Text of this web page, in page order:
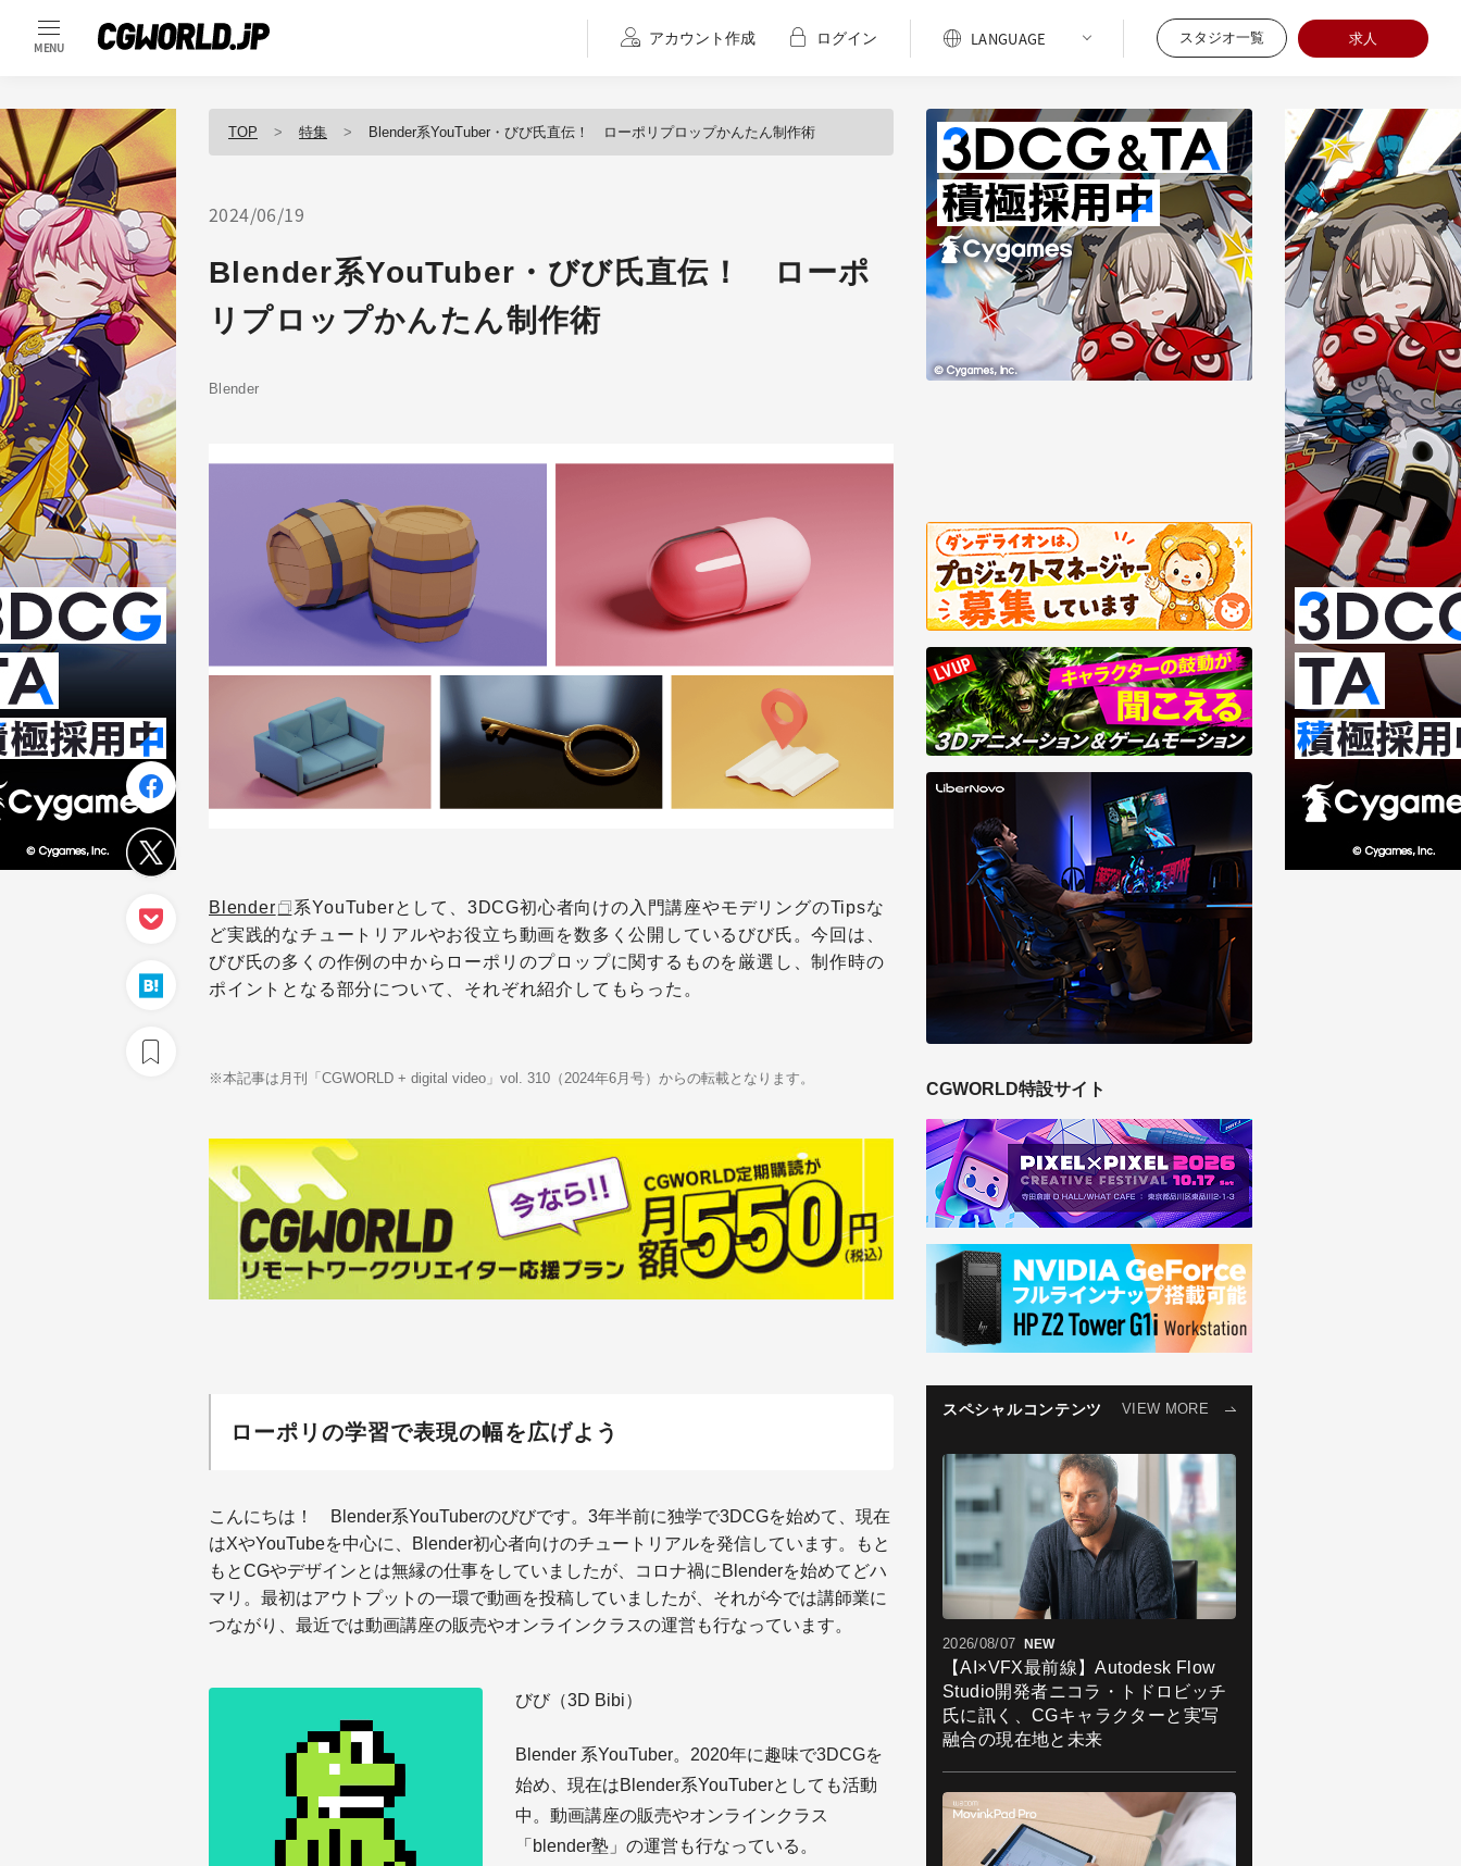
MENU
アカウント作成 ログイン スタジオ一覧 求人
TOP 特集 Blender系YouTuber・びび氏直伝！ ローポリプロップかんたん制作術
2024/06/19
Blender系YouTuber・びび氏直伝！ ローポ
リプロップかんたん制作術
Blender
Blender
系YouTuberとして、3DCG初心者向けの入門講座やモデリングのTipsな
ど実践的なチュートリアルやお役立ち動画を数多く公開しているびび氏。今回は、
びび氏の多くの作例の中からローポリのプロップに関するものを厳選し、制作時の
ポイントとなる部分について、それぞれ紹介してもらった。
※本記事は月刊「CGWORLD + digital video」vol. 310（2024年6月号）からの転載となります。
ローポリの学習で表現の幅を広げよう
こんにちは！ Blender系YouTuberのびびです。3年半前に独学で3DCGを始めて、現在
はXやYouTubeを中心に、Blender初心者向けのチュートリアルを発信しています。もと
もとCGやデザインとは無縁の仕事をしていましたが、コロナ禍にBlenderを始めてどハ
マリ。最初はアウトプットの一環で動画を投稿していましたが、それが今では講師業に
つながり、最近では動画講座の販売やオンラインクラスの運営も行なっています。
びび（3D Bibi）
Blender 系YouTuber。2020年に趣味で3DCGを
始め、現在はBlender系YouTuberとしても活動
中。動画講座の販売やオンラインクラス
「blender塾」の運営も行なっている。
CGWORLD特設サイト
スペシャルコンテンツ VIEW MORE
2026/08/07 NEW
【AI×VFX最前線】Autodesk Flow
Studio開発者ニコラ・トドロビッチ
氏に訊く、CGキャラクターと実写
融合の現在地と未来